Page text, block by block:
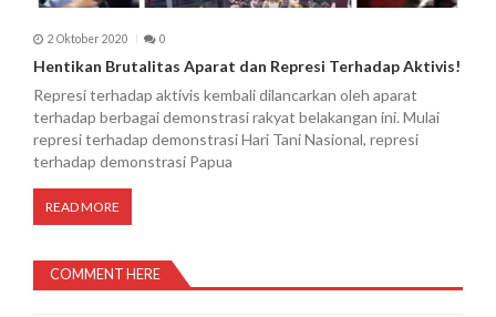
2 Oktober 2020 0
Hentikan Brutalitas Aparat dan Represi Terhadap Aktivis!
Represi terhadap aktivis kembali dilancarkan oleh aparat
terhadap berbagai demonstrasi rakyat belakangan ini. Mulai
represi terhadap demonstrasi Hari Tani Nasional, represi
terhadap demonstrasi Papua
READ MORE
COMMENT HERE